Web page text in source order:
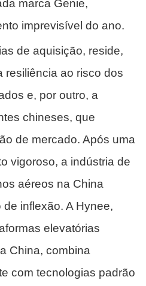
marca Genie,
imprevisível do ano.
de aquisição, reside,
resiliência ao risco dos
e, por outro, a
chineses, que
de mercado. Após uma
vigoroso, a indústria de
aéreos na China
inflexão. A Hynee,
elevatórias
China, combina
com tecnologias padrão